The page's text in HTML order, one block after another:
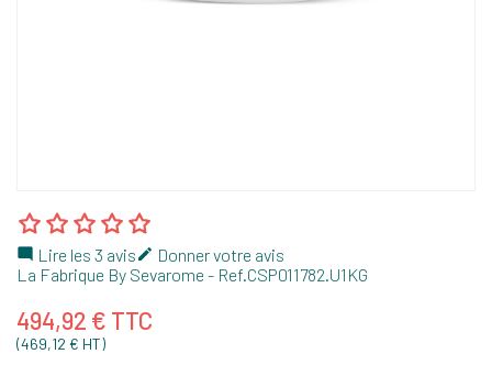
 Lire les 3 avis Donner votre avis
La Fabrique By Sevarome - Ref. CSP011782.U1KG
494,92 € TTC
(469,12 € HT)